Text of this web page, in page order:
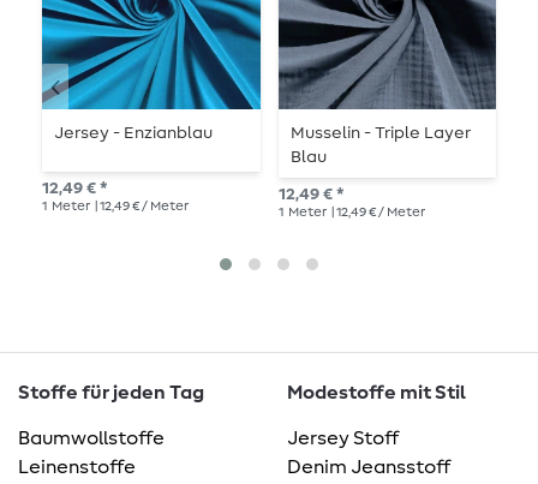
Jersey - Enzianblau
12,49 € *
1 Meter | 12,49 € / Meter
Musselin - Triple Layer
Blau
12,49 € *
1 Meter | 12,49 € / Meter
Stoffe für jeden Tag
Baumwollstoffe
Leinenstoffe
Modestoffe mit Stil
Jersey Stoff
Denim Jeansstoff